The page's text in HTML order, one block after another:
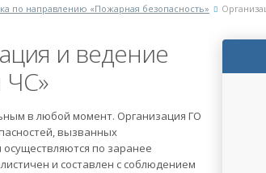
по направлению «Пожарная безопасность»
и ведение
ЧС»
в любой момент. Организация ГО
вызванных
по заранее
и составлен с соблюдением